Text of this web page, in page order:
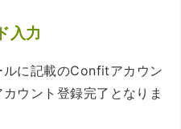
入力
ルに記載のConfitアカウン
ウント登録完了となりま